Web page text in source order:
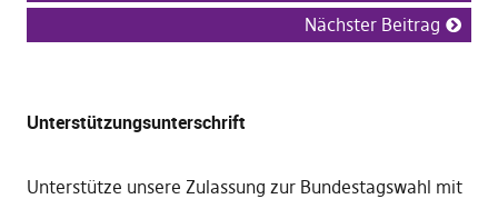
Nächster Beitrag
Unterstützungsunterschrift
Unterstütze unsere Zulassung zur Bundestagswahl mit